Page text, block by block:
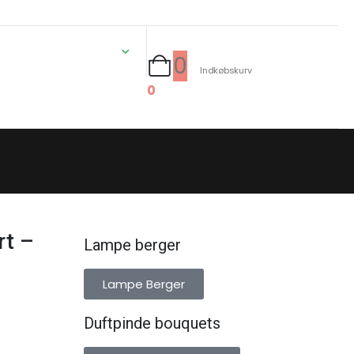
0 Indkøbskurv
0
–
Lampe berger
Lampe Berger
Duftpinde bouquets